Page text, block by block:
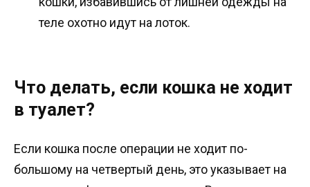
теле охотно идут на лоток.
Что делать, если кошка не ходит
в туалет?
Если кошка после операции не ходит по-
большому на четвертый день, это указывает на